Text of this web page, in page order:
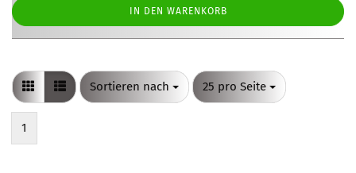
IN DEN WARENKORB
Sortieren nach
Sortieren nach 25 pro Seite
pro Seite
1